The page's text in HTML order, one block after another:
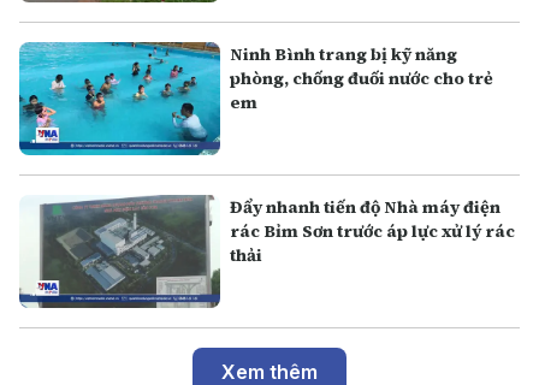
Ninh Bình trang bị kỹ năng
phòng, chống đuối nước cho trẻ
em
Đẩy nhanh tiến độ Nhà máy điện
rác Bỉm Sơn trước áp lực xử lý rác
thải
Xem thêm